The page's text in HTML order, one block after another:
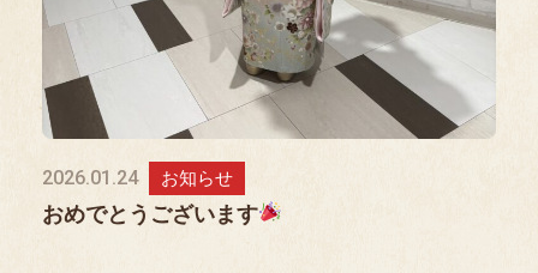
2026.01.24 お知らせ
おめでとうございます